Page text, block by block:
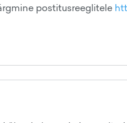
postitusreeglitele